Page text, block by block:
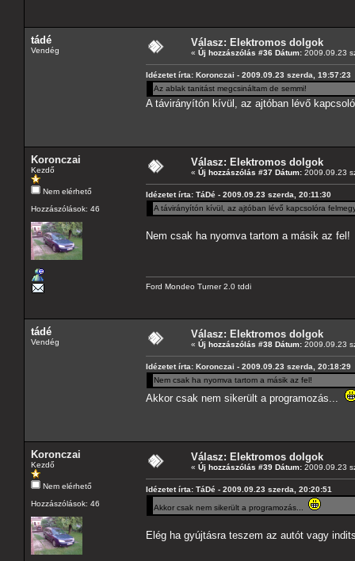
tádé
Vendég
Válasz: Elektromos dolgok
« Új hozzászólás #36 Dátum: 2009.09.23
Idézetet írta: Koronczai - 2009.09.23 szerda, 19:57:23
Az ablak tanitást megcsináltam de semmi!
A távirányítón kívül, az ajtóban lévő
Koronczai
Kezdő
Nem elérhető
Hozzászólások: 46
Válasz: Elektromos dolgok
« Új hozzászólás #37 Dátum: 2009.09.23
Idézetet írta: TáDé - 2009.09.23 szerda, 20:11:30
A távirányítón kívül, az ajtóban lévő kapcsolóra
Nem csak ha nyomva tartom a másik az fel!
Ford Mondeo Turner 2.0 tddi
tádé
Vendég
Válasz: Elektromos dolgok
« Új hozzászólás #38 Dátum: 2009.09.23
Idézetet írta: Koronczai - 2009.09.23 szerda, 20:18:29
Nem csak ha nyomva tartom a másik az fel!
Akkor csak nem sikerült a programozás...
Koronczai
Kezdő
Nem elérhető
Hozzászólások: 46
Válasz: Elektromos dolgok
« Új hozzászólás #39 Dátum: 2009.09.23
Idézetet írta: TáDé - 2009.09.23 szerda, 20:20:51
Akkor csak nem sikerült a programozás...
Elég ha gyújtásra teszem az autót vagy